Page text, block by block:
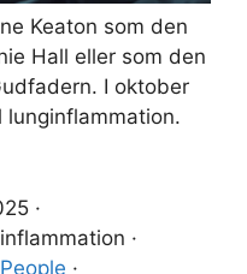
Keaton som den
Hall eller som den
I oktober
·
·
People ·